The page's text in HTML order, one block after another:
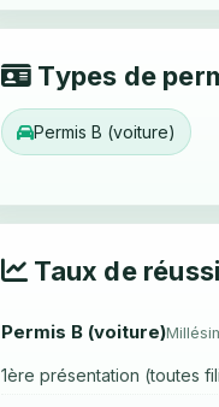
Types de
Permis B (voiture)
Taux de
Permis B (voiture)
1ère présentation (toutes